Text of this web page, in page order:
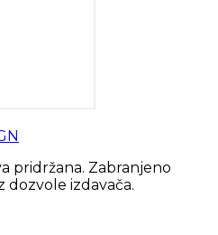
pridržana. Zabranjeno
dozvole izdavača.